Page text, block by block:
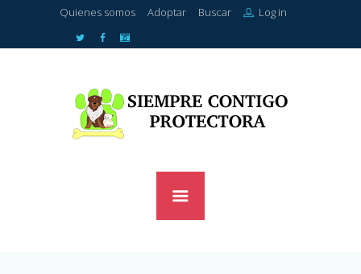
Quienes somos Adoptar Buscar Log in